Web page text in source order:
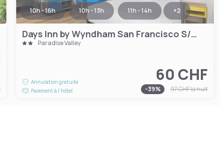
10h - 16h 10h - 13h 11h - 14h +2
Days Inn by Wyndham San Francisco S/Oyster Point Airport
Paradise Valley
Annulation gratuite
Paiement à l'hôtel
60 CHF
-39% 97 CHFla nuit